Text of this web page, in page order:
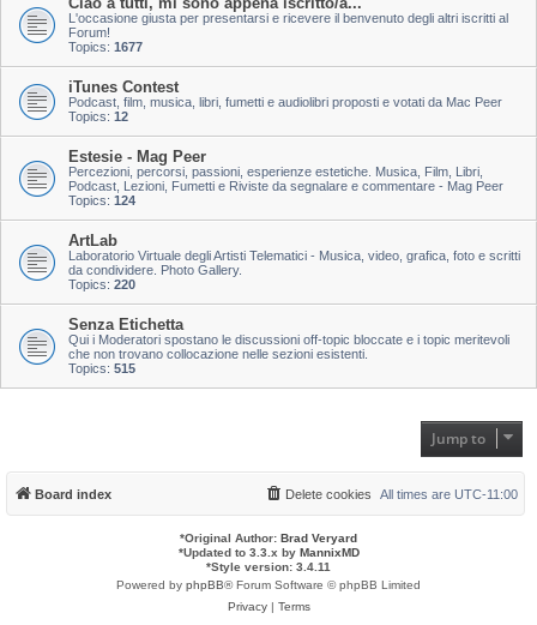
L'occasione giusta per presentarsi e ricevere il benvenuto degli altri iscritti al
Forum!
Topics: 1677
iTunes Contest
Podcast, film, musica, libri, fumetti e audiolibri proposti e votati da Mac Peer
Topics: 12
Estesie - Mag Peer
Percezioni, percorsi, passioni, esperienze estetiche. Musica, Film, Libri,
Podcast, Lezioni, Fumetti e Riviste da segnalare e commentare - Mag Peer
Topics: 124
ArtLab
Laboratorio Virtuale degli Artisti Telematici - Musica, video, grafica, foto e scritti
da condividere. Photo Gallery.
Topics: 220
Senza Etichetta
Qui i Moderatori spostano le discussioni off-topic bloccate e i topic meritevoli
che non trovano collocazione nelle sezioni esistenti.
Topics: 515
Jump to
Board index All times are UTC-11:00
Delete cookies
*Original Author: Brad Veryard
*Updated to 3.3.x by MannixMD
*Style version: 3.4.11
Powered by phpBB® Forum Software © phpBB Limited
Privacy| Terms